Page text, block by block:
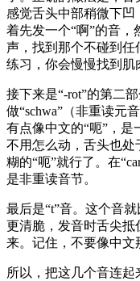
感觉舌头中部稍微下
着先发一个“啊”的音
声，找到那个不碰到任
练习，你会慢慢找到肌
接下来是“-rot”的第二
做“schwa”（非重读元
有点像中文的“呃”，
不用怎么动，舌头也
糊的“呃”就行了。在
是非重读音节。
最后是“t”音。这个音
更清脆，发音时舌尖抵
来。记住，不要像中文
所以，把这几个音连起